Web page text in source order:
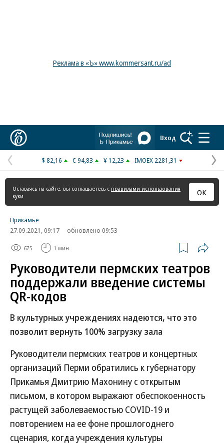
Реклама в «Ъ» www.kommersant.ru/ad
Вход
Предыдущая
страница
$ 82,16 € 94,83 ¥ 12,23 IMOEX 2281,31
Оставаясь на сайте, вы соглашаетесь с правилами использования
куки
ОК
Прикамье
27.09.2021, 09:17
обновлено 09:53
675 1 мин.
Руководители пермских театров
поддержали введение системы
QR-кодов
В культурных учреждениях надеются, что это
позволит вернуть 100% загрузку зала
Руководители пермских театров и концертных
организаций Перми обратились к губернатору
Прикамья Дмитрию Махонину с открытым
письмом, в котором выражают обеспокоенность
растущей заболеваемостью COVID-19 и
повторением на ее фоне прошлогоднего
сценария, когда учреждения культуры